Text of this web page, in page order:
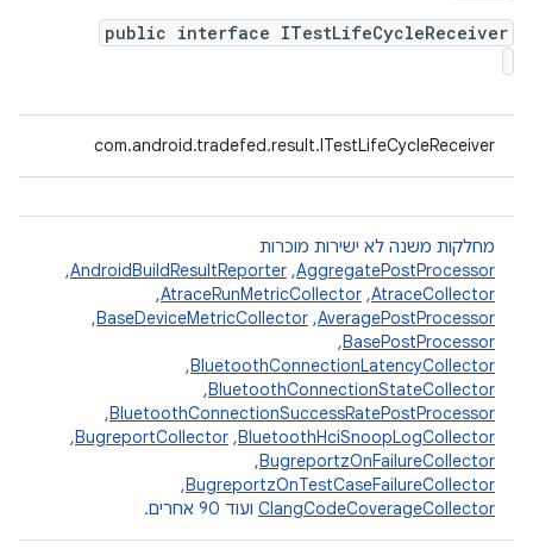
public interface ITestLifeCycleReceiver
com.android.tradefed.result.ITestLifeCycleReceiver
מחלקות משנה לא ישירות מוכרות
AggregatePostProcessor
,‏
AndroidBuildResultReporter
,‏
AtraceCollector
,‏
AtraceRunMetricCollector
,‏
AveragePostProcessor
,‏
BaseDeviceMetricCollector
,‏
BasePostProcessor
,‏
BluetoothConnectionLatencyCollector
,‏
BluetoothConnectionStateCollector
,‏
BluetoothConnectionSuccessRatePostProcessor
,‏
BluetoothHciSnoopLogCollector
,‏
BugreportCollector
,‏
BugreportzOnFailureCollector
,‏
BugreportzOnTestCaseFailureCollector
,‏
ClangCodeCoverageCollector ועוד 90 אחרים.